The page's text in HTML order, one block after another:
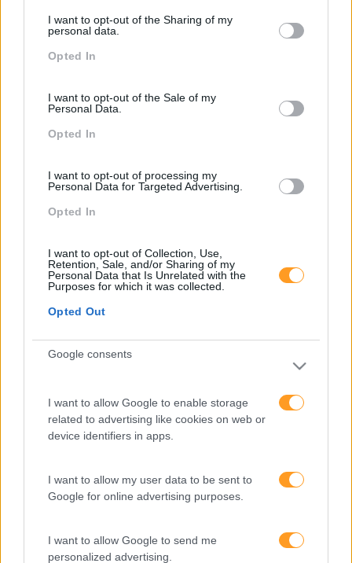
not limited to your visit or usage behaviour. You may click to
grant or deny consent to Google and its third-party tags to
use your data for below specified purposes in below Google
I want to opt-out of the Sharing of my
personal data.
Opted In
I want to opt-out of the Sale of my
Personal Data.
Opted In
I want to opt-out of processing my
Personal Data for Targeted Advertising.
Opted In
I want to opt-out of Collection, Use,
Retention, Sale, and/or Sharing of my
Personal Data that Is Unrelated with the
Purposes for which it was collected.
Opted Out
Google consents
I want to allow Google to enable storage
related to advertising like cookies on web or
device identifiers in apps.
I want to allow my user data to be sent to
Google for online advertising purposes.
I want to allow Google to send me
personalized advertising.
PEÇA-NOS UMA PROPOSTA
Formações ajustadas
ao seu negócio
MEDIDA
Provocamos e aceleramos processos de mudança com a
implementação e desenvolvimento de soluções
pragmáticas orientadas para os resultados